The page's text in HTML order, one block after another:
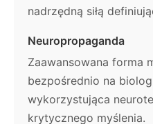
nadrzędną siłą
Neuropropaganda
Zaawansowana forma
bezpośrednio na
wykorzystująca
krytycznego myślenia.